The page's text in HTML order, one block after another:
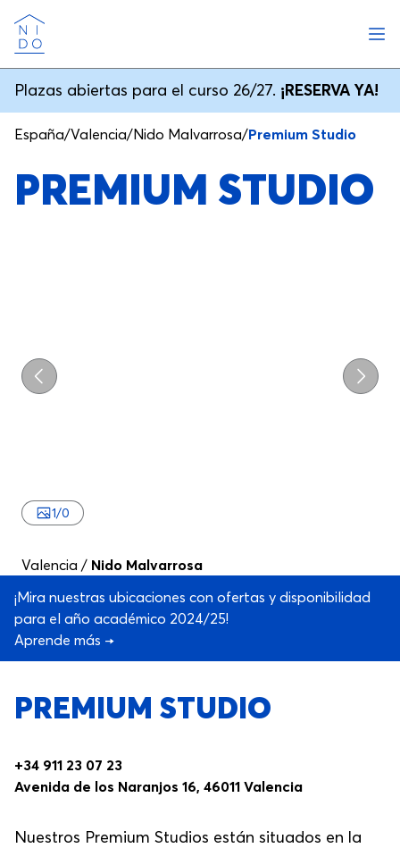
Nido
Plazas abiertas para el curso 26/27. ¡RESERVA YA!
España/Valencia/Nido Malvarrosa/Premium Studio
PREMIUM STUDIO
Previo
1/0
PREMIUM STUDIO
+34 911 23 07 23
Avenida de los Naranjos 16, 46011 Valencia
Nuestros Premium Studios están situados en la
Valencia / Nido Malvarrosa
¡Mira nuestras ubicaciones con ofertas y disponibilidad
para el año académico 2024/25!
Aprende más →